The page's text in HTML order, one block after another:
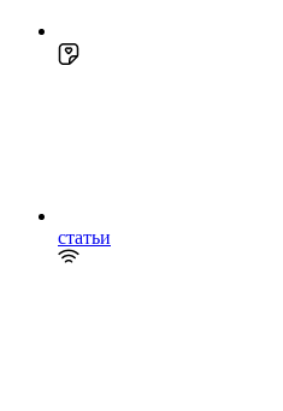
статьи